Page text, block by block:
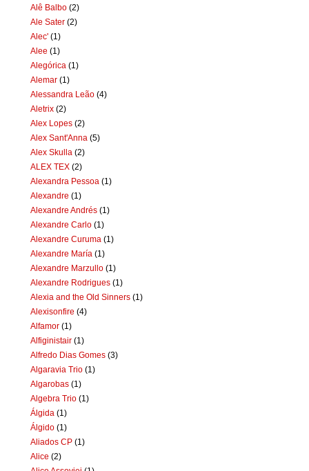
Alê Balbo (2)
Ale Sater (2)
Alec' (1)
Alee (1)
Alegórica (1)
Alemar (1)
Alessandra Leão (4)
Aletrix (2)
Alex Lopes (2)
Alex Sant'Anna (5)
Alex Skulla (2)
ALEX TEX (2)
Alexandra Pessoa (1)
Alexandre (1)
Alexandre Andrés (1)
Alexandre Carlo (1)
Alexandre Curuma (1)
Alexandre María (1)
Alexandre Marzullo (1)
Alexandre Rodrigues (1)
Alexia and the Old Sinners (1)
Alexisonfire (4)
Alfamor (1)
Alfiginistair (1)
Alfredo Dias Gomes (3)
Algaravia Trio (1)
Algarobas (1)
Algebra Trio (1)
Álgida (1)
Álgido (1)
Aliados CP (1)
Alice (2)